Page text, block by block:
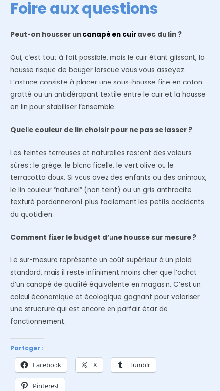
Foire aux questions
Peut-on housser un canapé en cuir avec du lin ?
Oui, c’est tout à fait possible, mais le cuir étant glissant, la
housse risque de bouger lorsque vous vous asseyez.
L’astuce consiste à placer une sous-housse fine en coton
gratté ou un antidérapant textile entre le cuir et la housse
en lin pour stabiliser l’ensemble.
Quelle couleur de lin choisir pour ne pas se lasser ?
Les teintes terreuses et naturelles restent des valeurs
sûres : le grège, le blanc ficelle, le vert olive ou le
terracotta doux. Si vous avez des enfants ou des animaux,
le lin couleur “naturel” (non teint) ou un gris anthracite
texturé pardonneront plus facilement les petits accidents
du quotidien.
Comment fixer le budget d’une housse sur mesure ?
Le sur-mesure représente un coût supérieur à un plaid
standard, mais il reste infiniment moins cher que l’achat
d’un canapé de qualité équivalente en magasin. C’est un
calcul économique et écologique gagnant pour valoriser
une structure qui est encore en parfait état de
fonctionnement.
Partager :
Facebook X Tumblr
Pinterest